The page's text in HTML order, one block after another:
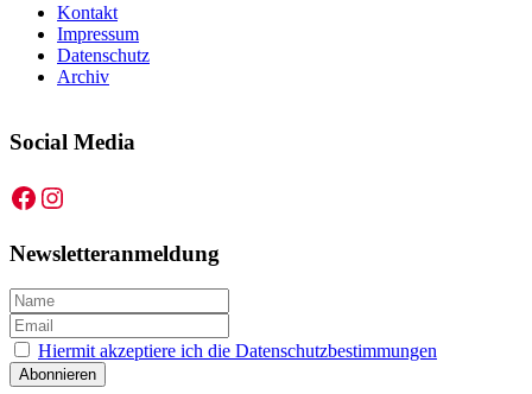
Kontakt
Impressum
Datenschutz
Archiv
Social Media
Facebook
Instagram
Newsletteranmeldung
Hiermit akzeptiere ich die Datenschutzbestimmungen